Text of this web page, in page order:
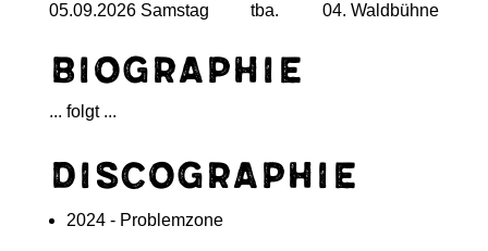
05.09.2026 Samstag
tba.
04. Waldbühne
Biographie
... folgt ...
Discographie
2024 - Problemzone